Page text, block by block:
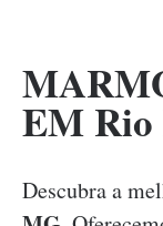
EM Rio
Descubra a